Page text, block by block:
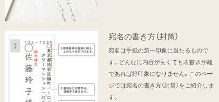
宛名の書き方（封筒）
宛名は手紙の第一印象に当たるもので
す。どんなに内容が良くても表書きが雑
であれば好印象になりません。このペー
ジでは宛名の書き方（封筒）をご紹介しま
す。